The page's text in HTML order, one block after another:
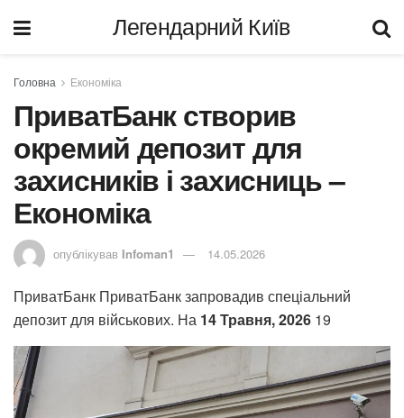
Легендарний Київ
Головна Економіка
ПриватБанк створив
окремий депозит для
захисників і захисниць –
Економіка
опублікував Infoman1 14.05.2026
ПриватБанк ПриватБанк запровадив спеціальний
депозит для військових. На 14 Травня, 2026 19